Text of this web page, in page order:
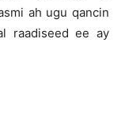
ah ugu qancin
raadiseed ee ay